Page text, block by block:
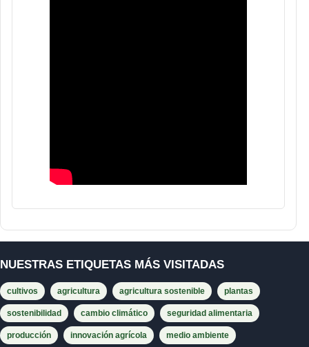
NUESTRAS ETIQUETAS MÁS VISITADAS
cultivos agricultura agricultura sostenible plantas
sostenibilidad cambio climático seguridad alimentaria
producción innovación agrícola medio ambiente